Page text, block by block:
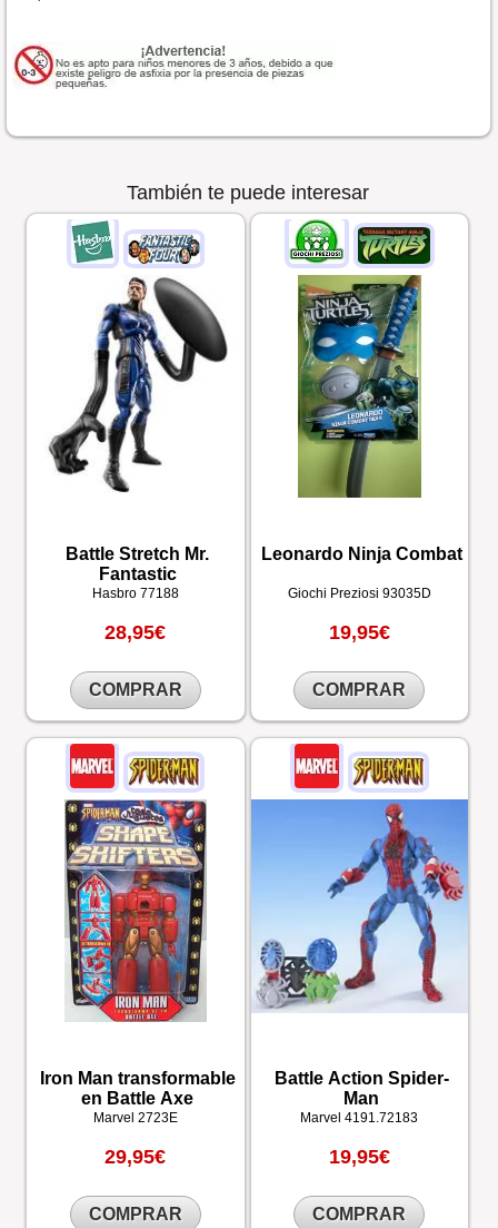
También te puede interesar
Battle Stretch Mr.
Fantastic
Hasbro 77188
28,95€
COMPRAR
Leonardo Ninja Combat
Giochi Preziosi 93035D
19,95€
COMPRAR
Iron Man transformable
en Battle Axe
Marvel 2723E
29,95€
COMPRAR
Battle Action Spider-
Man
Marvel 4191.72183
19,95€
COMPRAR